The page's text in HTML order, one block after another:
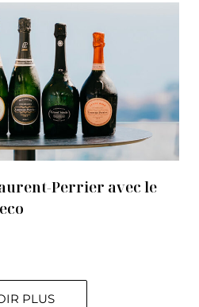
Perrier avec le
PLUS